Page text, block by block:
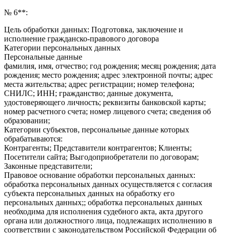
№ 6**:
Цель обработки данных: Подготовка, заключение и
исполнение гражданско-правового договора
Категории персональных данных
Персональные данные
фамилия, имя, отчество; год рождения; месяц рождения; дата
рождения; место рождения; адрес электронной почты; адрес
места жительства; адрес регистрации; номер телефона;
СНИЛС; ИНН; гражданство; данные документа,
удостоверяющего личность; реквизиты банковской карты;
номер расчетного счета; номер лицевого счета; сведения об
образовании;
Категории субъектов, персональные данные которых
обрабатываются:
Контрагенты; Представители контрагентов; Клиенты;
Посетители сайта; Выгодоприобретатели по договорам;
Законные представители;
Правовое основание обработки персональных данных:
обработка персональных данных осуществляется с согласия
субъекта персональных данных на обработку его
персональных данных;; обработка персональных данных
необходима для исполнения судебного акта, акта другого
органа или должностного лица, подлежащих исполнению в
соответствии с законодательством Российской Федерации об